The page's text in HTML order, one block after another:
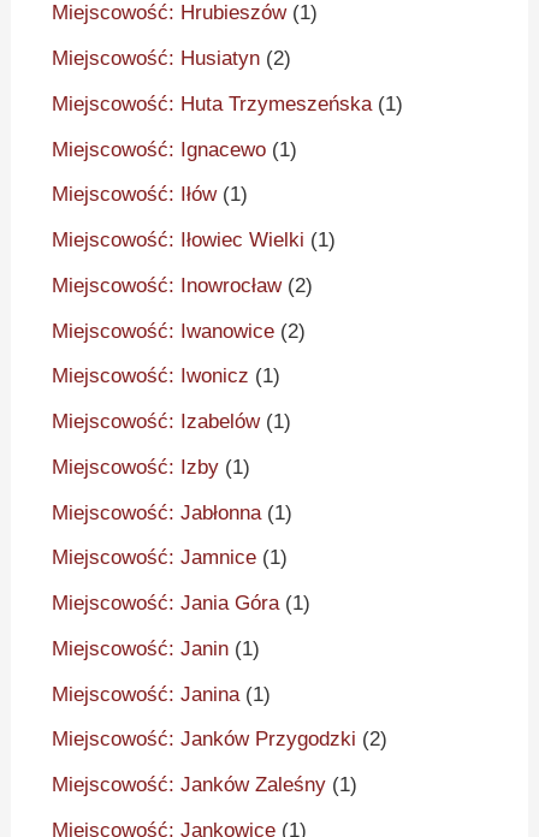
Miejscowość: Hrubieszów(1)
Miejscowość: Husiatyn (2)
Miejscowość: Huta Trzymeszeńska(1)
Miejscowość: Ignacewo (1)
Miejscowość: Iłów(1)
Miejscowość: Iłowiec Wielki (1)
Miejscowość: Inowrocław(2)
Miejscowość: Iwanowice (2)
Miejscowość: Iwonicz (1)
Miejscowość: Izabelów(1)
Miejscowość: Izby (1)
Miejscowość: Jabłonna (1)
Miejscowość: Jamnice (1)
Miejscowość: Jania Góra(1)
Miejscowość: Janin (1)
Miejscowość: Janina (1)
Miejscowość: Janków Przygodzki (2)
Miejscowość: Janków Zaleśny (1)
Miejscowość: Jankowice (1)